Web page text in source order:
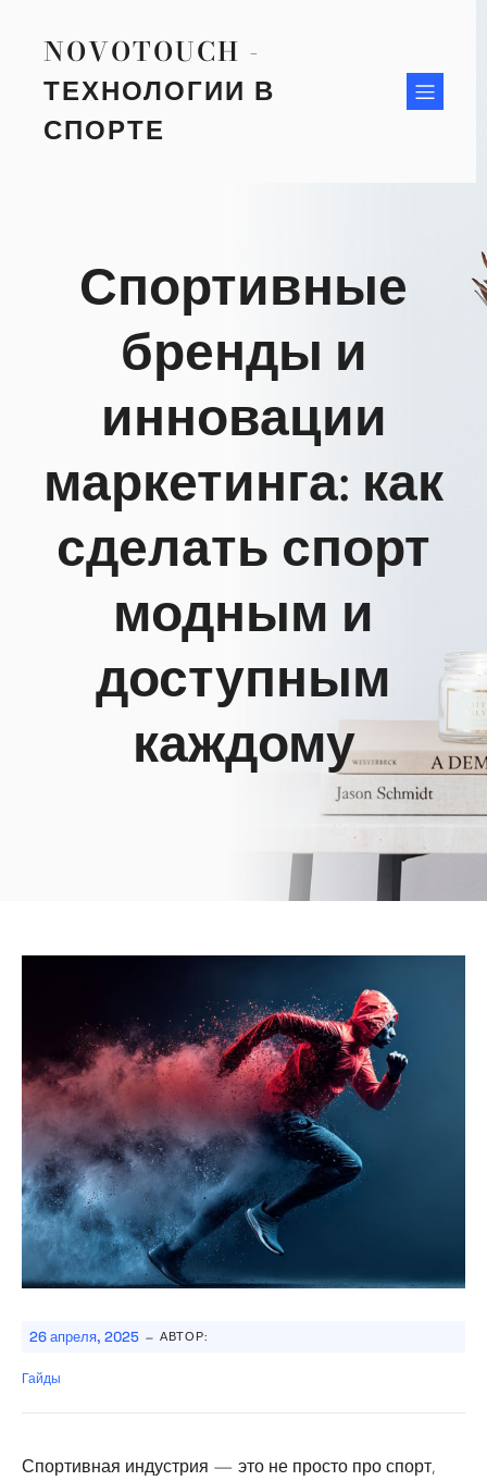
содержимому
NOVOTOUCH -
ТЕХНОЛОГИИ В
СПОРТЕ
Спортивные
бренды и
инновации
маркетинга: как
сделать спорт
модным и
доступным
каждому
26 апреля, 2025 - АВТОР:
Гайды
Спортивная индустрия — это не просто про спорт,